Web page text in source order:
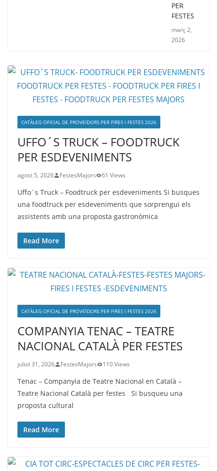
PER
FESTES
març 2,
2026
CATÀLEG OFICIAL DE PROVEÏDORS PER FIRES I FESTES 2026
UFFO´S TRUCK – FOODTRUCK
PER ESDEVENIMENTS
agost 5, 2026 FestesMajors 61 Views
Uffo´s Truck – Foodtruck per esdeveniments Si busques
una foodtruck per esdeveniments que sorprengui els
assistents amb una proposta gastronòmica
Read More
CATÀLEG OFICIAL DE PROVEÏDORS PER FIRES I FESTES 2026
COMPANYIA TENAC – TEATRE
NACIONAL CATALÀ PER FESTES
juliol 31, 2026 FestesMajors 110 Views
Tenac – Companyia de Teatre Nacional en Català –
Teatre Nacional Català per festes Si busqueu una
proposta cultural
Read More